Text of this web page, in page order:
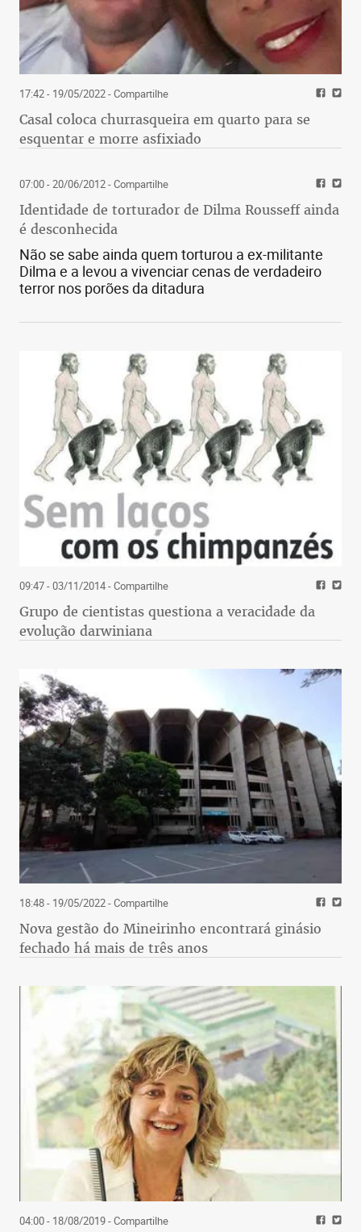
17:42 - 19/05/2022- Compartilhe
Casal coloca churrasqueira em quarto para se
esquentar e morre asfixiado
07:00 - 20/06/2012- Compartilhe
Identidade de torturador de Dilma Rousseff ainda
é desconhecida
Não se sabe ainda quem torturou a ex-militante
Dilma e a levou a vivenciar cenas de verdadeiro
terror nos porões da ditadura
09:47 - 03/11/2014- Compartilhe
Grupo de cientistas questiona a veracidade da
evolução darwiniana
18:48 - 19/05/2022- Compartilhe
Nova gestão do Mineirinho encontrará ginásio
fechado há mais de três anos
04:00 - 18/08/2019- Compartilhe